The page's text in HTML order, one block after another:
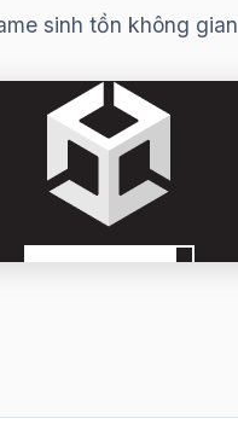
sinh tồn không gian